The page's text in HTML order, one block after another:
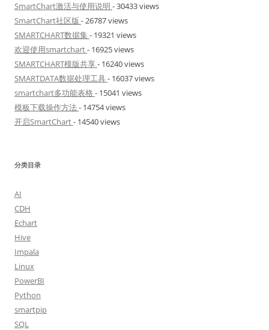
SmartChart激活与使用说明 - 30433 views
SmartChart社区版 - 26787 views
SMARTCHART数据集 - 19321 views
欢迎使用smartchart- 16925 views
SMARTCHART模版共享- 16240 views
SMARTDATA数据处理工具- 16037 views
smartchart多功能表格 - 15041 views
模板下载操作方法- 14754 views
开启SmartChart- 14540 views
分类目录
AI
CDH
Echart
Hive
Impala
Linux
PowerBI
Python
smartpip
SQL